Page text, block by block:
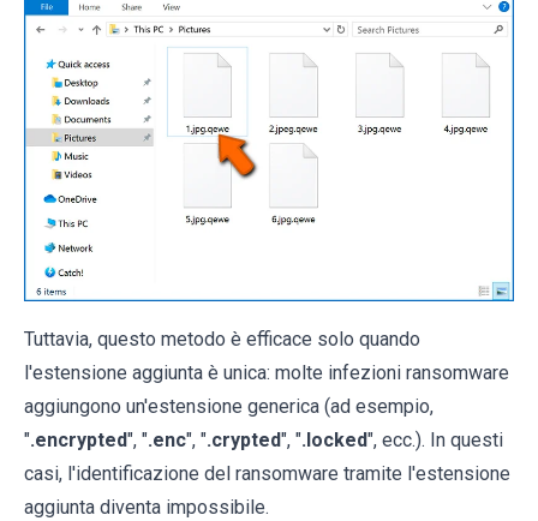
Tuttavia, questo metodo è efficace solo quando
l'estensione aggiunta è unica: molte infezioni ransomware
aggiungono un'estensione generica (ad esempio,
".encrypted", ".enc", ".crypted", ".locked", ecc.). In questi
casi, l'identificazione del ransomware tramite l'estensione
aggiunta diventa impossibile.